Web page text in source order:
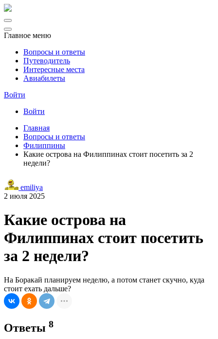
Главное меню
Вопросы и ответы
Путеводитель
Интересные места
Авиабилеты
Войти
Войти
Главная
Вопросы и ответы
Филиппины
Какие острова на Филиппинах стоит посетить за 2
недели?
emiliya
2 июля 2025
Какие острова на
Филиппинах стоит посетить
за 2 недели?
На Боракай планируем неделю, а потом станет скучно, куда
стоит ехать дальше?
Ответы 8